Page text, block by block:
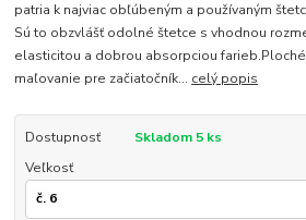
patria k najviac obľúbeným a používaným
Sú to obzvlášť odolné štetce s vhodnou
elasticitou a dobrou absorpciou
maľovanie pre začiatočník... celý popis
Dostupnosť
Skladom 5 ks
Veľkosť